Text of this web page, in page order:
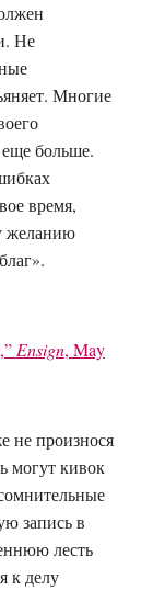
Не
Многие
больше.
время,
желанию
Ensign, May
не произнося
могут кивок
запись в
лесть
к делу